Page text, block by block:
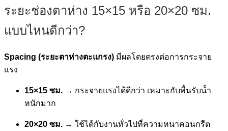
ระยะช่องตาห่าง 15×15 หรือ 20×20 ซม.
แบบไหนดีกว่า?
Spacing (ระยะตาห่างตะแกรง) มีผลโดยตรงต่อการกระจาย
แรง
15×15 ซม. → กระจายแรงได้ดีกว่า เหมาะกับพื้นรับน้ำ
หนักมาก
20×20 ซม. → ใช้ได้กับงานทั่วไปที่ความหนาคอนกรีต